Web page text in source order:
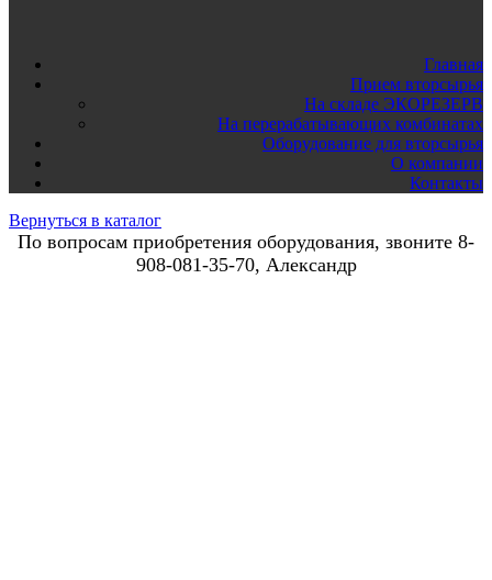
Главная
Прием вторсырья
На складе ЭКОРЕЗЕРВ
На перерабатывающих комбинатах
Оборудование для вторсырья
О компании
Контакты
Вернуться в каталог
По вопросам приобретения оборудования, звоните 8-
908-081-35-70, Александр